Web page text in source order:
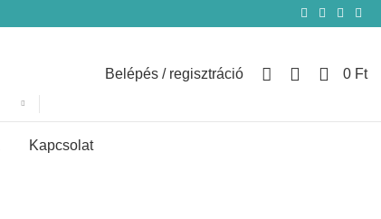
Belépés / regisztráció 0 Ft
Kapcsolat